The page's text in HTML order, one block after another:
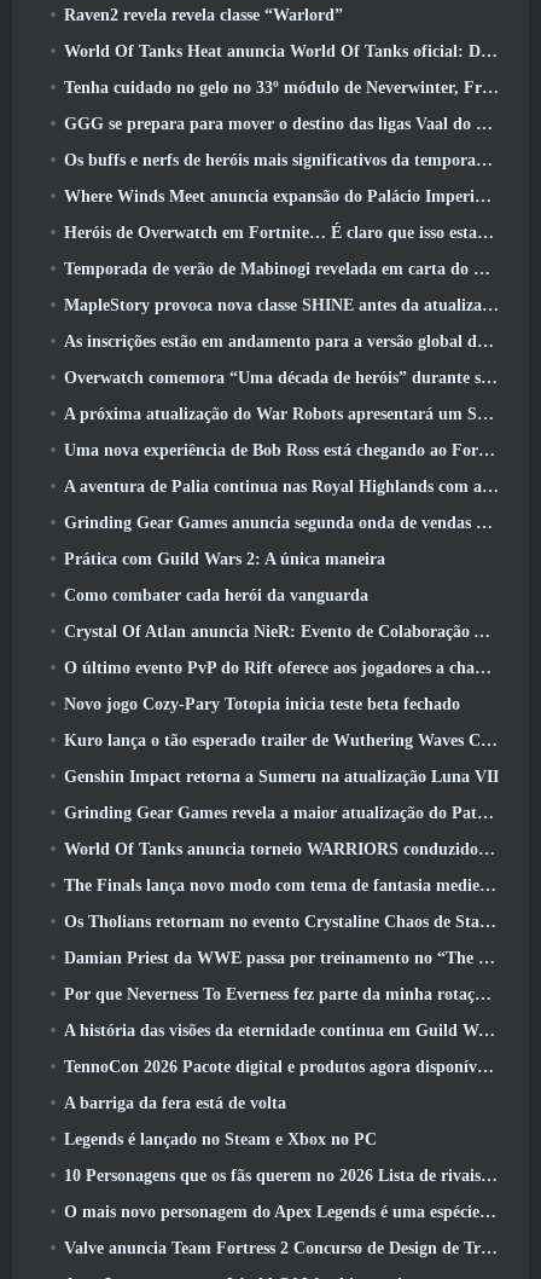
Raven2 revela revela classe “Warlord”
World Of Tanks Heat anuncia World Of Tanks oficial: Data de lançamento do HEAT
Tenha cuidado no gelo no 33º módulo de Neverwinter, Frio cortante
GGG se prepara para mover o destino das ligas Vaal do Path Of Exile 2 antes do lançamento do Return Of The Ancients
Os buffs e nerfs de heróis mais significativos da temporada 8
Where Winds Meet anuncia expansão do Palácio Imperial e compartilha um roteiro de conteúdo “massivo”
Heróis de Overwatch em Fortnite… É claro que isso estava prestes a acontecer
Temporada de verão de Mabinogi revelada em carta do produtor
MapleStory provoca nova classe SHINE antes da atualização de junho
As inscrições estão em andamento para a versão global do ‘Teste de Prólogo’ Limit Zero Breakers da NCSoft
Overwatch comemora “Uma década de heróis” durante seu 10º aniversário
A próxima atualização do War Robots apresentará um Sniper inspirado em Lovecraft
Uma nova experiência de Bob Ross está chegando ao Fortnite
A aventura de Palia continua nas Royal Highlands com a atualização de hoje
Grinding Gear Games anuncia segunda onda de vendas de ingressos ExileCon
Prática com Guild Wars 2: A única maneira
Como combater cada herói da vanguarda
Crystal Of Atlan anuncia NieR: Evento de Colaboração Automata
O último evento PvP do Rift oferece aos jogadores a chance de ganhar até 4000 Créditos e um novo título
Novo jogo Cozy-Pary Totopia inicia teste beta fechado
Kuro lança o tão esperado trailer de Wuthering Waves Cyberpunk: Crossover de Edgerunners
Genshin Impact retorna a Sumeru na atualização Luna VII
Grinding Gear Games revela a maior atualização do Path Of Exile II até agora, Retorno dos Antigos
World Of Tanks anuncia torneio WARRIORS conduzido pela comunidade
The Finals lança novo modo com tema de fantasia medieval ‘Dragon’s Claim’
Os Tholians retornam no evento Crystaline Chaos de Star Trek Online
Damian Priest da WWE passa por treinamento no “The Loot Camp” no trailer de ação ao vivo do Burst Fest da Delta Force
Por que Neverness To Everness fez parte da minha rotação, Por agora
A história das visões da eternidade continua em Guild Wars 2 Próxima semana
TennoCon 2026 Pacote digital e produtos agora disponíveis para compra
A barriga da fera está de volta
Legends é lançado no Steam e Xbox no PC
10 Personagens que os fãs querem no 2026 Lista de rivais da Marvel com maior probabilidade e qual a probabilidade de eles acontecerem
O mais novo personagem do Apex Legends é uma espécie de demônio da velocidade
Valve anuncia Team Fortress 2 Concurso de Design de Troféu ÜBERFEST